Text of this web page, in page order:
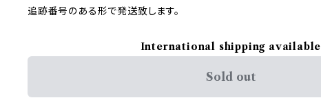
追跡番号のある形で発送致します。
International shipping available
Sold out